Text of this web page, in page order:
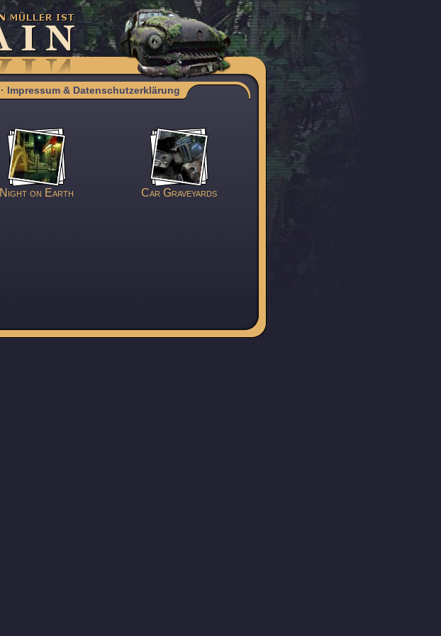
· Impressum & Datenschutzerklärung
Night on Earth Car Graveyards